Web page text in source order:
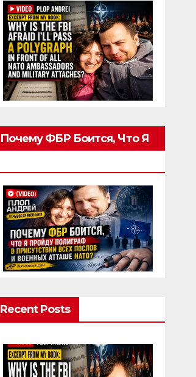
Почему ФБР Боится, Что Я
Recent Posts